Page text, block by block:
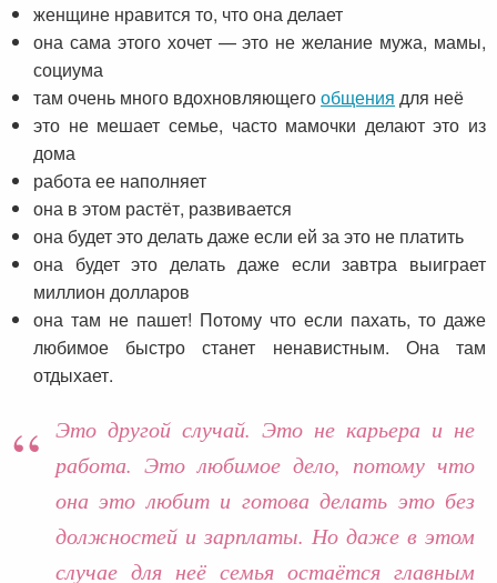
женщине нравится то, что она делает
она сама этого хочет — это не желание мужа, мамы,
социума
там очень много вдохновляющегообщения для неё
это не мешает семье, часто мамочки делают это из
дома
работа ее наполняет
она в этом растёт, развивается
она будет это делать даже если ей за это не платить
она будет это делать даже если завтра выиграет
миллион долларов
она там не пашет! Потому что если пахать, то даже
любимое быстро станет ненавистным. Она там
отдыхает.
Это другой случай. Это не карьера и не
работа. Это любимое дело, потому что
она это любит и готова делать это без
должностей и зарплаты. Но даже в этом
случае для неё семья остаётся главным